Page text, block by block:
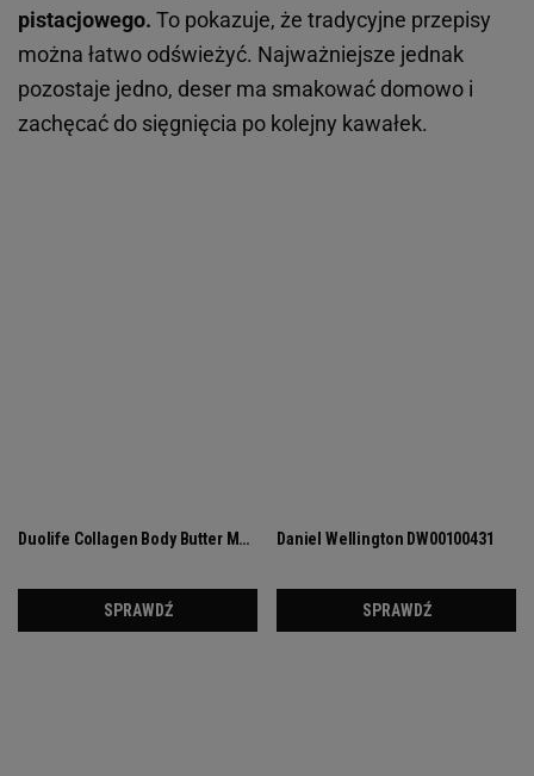
pistacjowego. To pokazuje, że tradycyjne przepisy
można łatwo odświeżyć. Najważniejsze jednak
pozostaje jedno, deser ma smakować domowo i
zachęcać do sięgnięcia po kolejny kawałek.